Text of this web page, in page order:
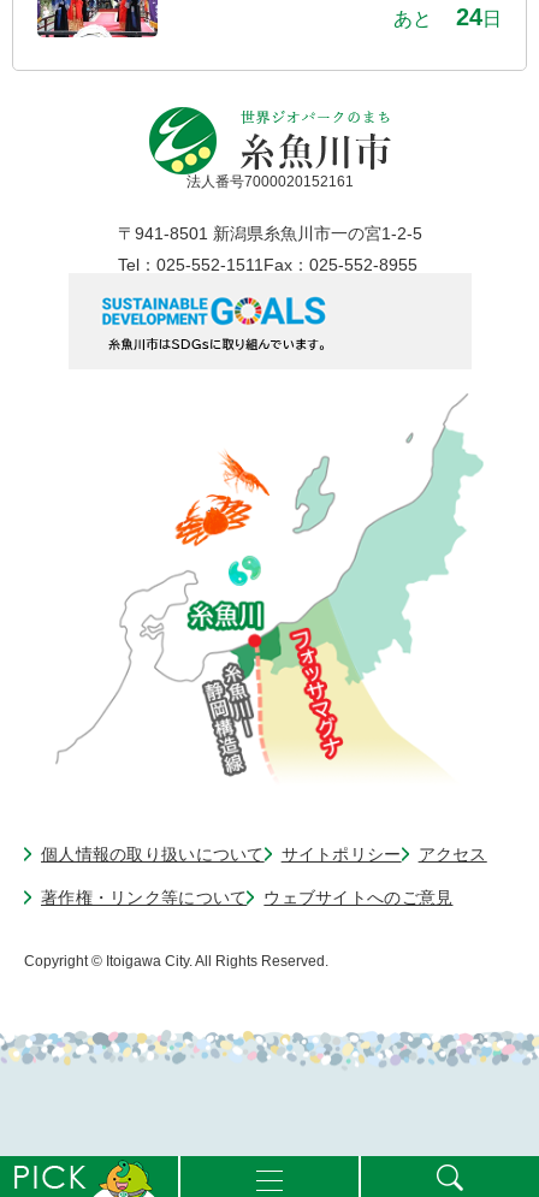
あと 24日
法人番号7000020152161
〒941-8501 新潟県糸魚川市一の宮1-2-5
Tel：025-552-1511Fax：025-552-8955
個人情報の取り扱いについて サイトポリシー アクセス
著作権・リンク等について ウェブサイトへのご意見
Copyright © Itoigawa City. All Rights Reserved.